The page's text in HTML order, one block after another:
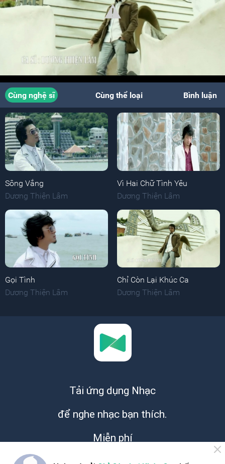
Cùng nghệ sĩ Cùng thể loại Bình luận
Sông Vắng
Dương Thiện Lâm
Vì Hai Chữ Tình Yêu
Dương Thiện Lâm
Gọi Tình
Dương Thiện Lâm
Chỉ Còn Lại Khúc Ca
Dương Thiện Lâm
Tải ứng dụng Nhạc
để nghe nhạc bạn thích.
Miễn phí